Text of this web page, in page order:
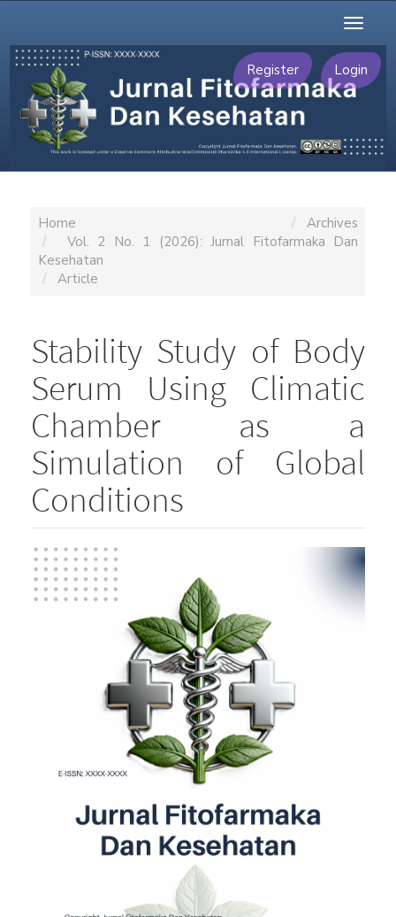
Main
Content
Sidebar
Register Login
Toggle
Home
Archives
Vol. 2 No. 1 (2026): Jurnal Fitofarmaka Dan
Kesehatan
Article
Stability Study of Body
Serum Using Climatic
Chamber as a
Simulation of Global
Conditions
Article
Sidebar